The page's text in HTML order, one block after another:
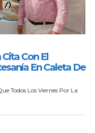
Con El
En Caleta De
Todos Los Viernes Por La